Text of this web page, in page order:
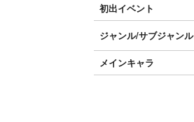
初出イベント
ジャンル/サブジャンル
メインキャラ